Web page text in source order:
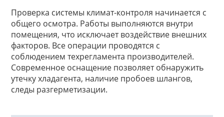
Проверка системы климат-контроля начинается с
общего осмотра. Работы выполняются внутри
помещения, что исключает воздействие внешних
факторов. Все операции проводятся с
соблюдением техрегламента производителей.
Современное оснащение позволяет обнаружить
утечку хладагента, наличие пробоев шлангов,
следы разгерметизации.